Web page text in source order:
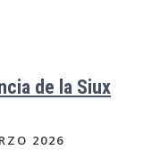
de la Siux
2026